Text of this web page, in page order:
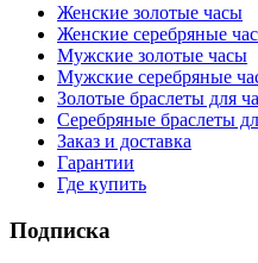
Женские золотые часы
Женские серебряные
Мужские золотые часы
Мужские серебряные
Золотые браслеты для
Серебряные браслеты
Заказ и доставка
Гарантии
Где купить
Подписка